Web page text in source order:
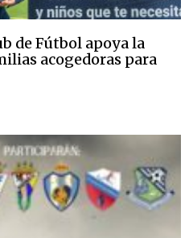
de Fútbol apoya la
acogedoras para